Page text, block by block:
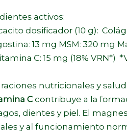
activos:
dosificador (10 g):
13 mg MSM: 320 mg
C: 15 mg (18% VRN*)
nutricionales y
Ccontribuye a la
dientes y piel. El
y al funcionamiento